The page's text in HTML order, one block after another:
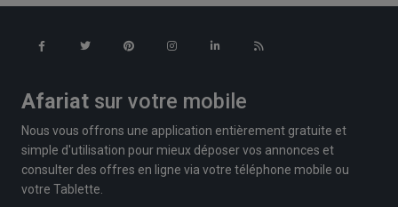
Afariat sur votre mobile
Nous vous offrons une application entièrement gratuite et
simple d'utilisation pour mieux déposer vos annonces et
consulter des offres en ligne via votre téléphone mobile ou
votre Tablette.